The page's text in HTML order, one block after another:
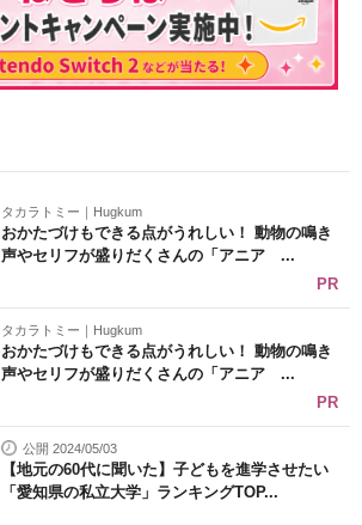
タカラトミー｜Hugkum
おかたづけもできる点がうれしい！ 動物の鳴き
声やセリフが盛りだくさんの「アニア ...
PR
タカラトミー｜Hugkum
おかたづけもできる点がうれしい！ 動物の鳴き
声やセリフが盛りだくさんの「アニア ...
PR
公開 2024/05/03
【地元の60代に聞いた】子どもを進学させたい
「愛知県の私立大学」ランキングTOP...